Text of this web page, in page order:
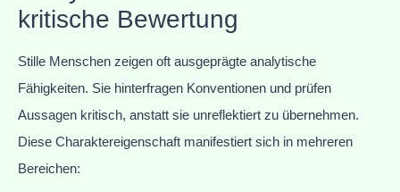
kritische Bewertung
Stille Menschen zeigen oft ausgeprägte analytische
Fähigkeiten. Sie hinterfragen Konventionen und prüfen
Aussagen kritisch, anstatt sie unreflektiert zu übernehmen.
Diese Charaktereigenschaft manifestiert sich in mehreren
Bereichen: